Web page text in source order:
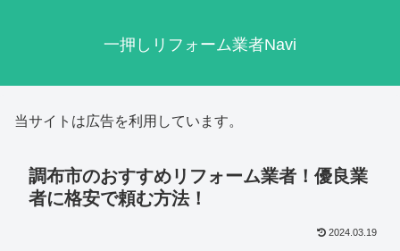
一押しリフォーム業者Navi
当サイトは広告を利用しています。
調布市のおすすめリフォーム業者！優良業
者に格安で頼む方法！
2024.03.19